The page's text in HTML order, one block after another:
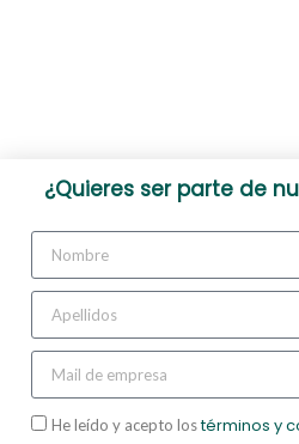
¿Quieres ser parte de
He leído y acepto lostérminos y